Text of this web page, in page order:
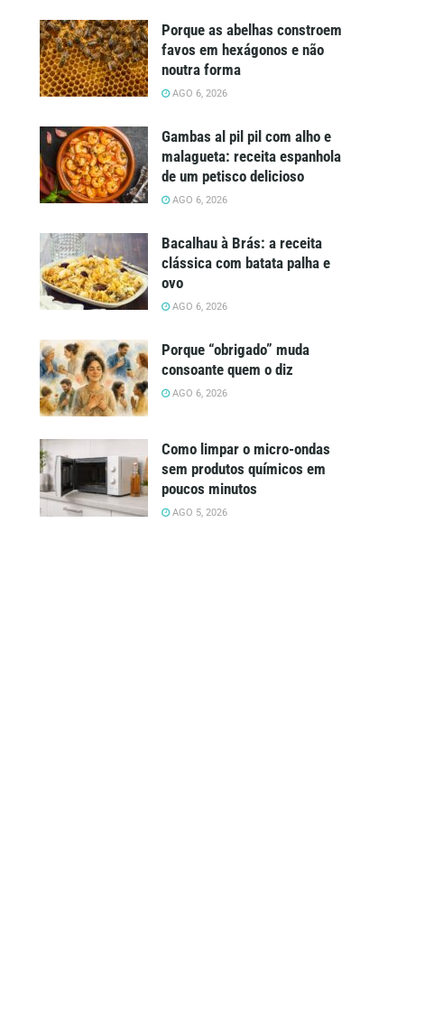
Porque as abelhas constroem
favos em hexágonos e não
noutra forma
AGO 6, 2026
Gambas al pil pil com alho e
malagueta: receita espanhola
de um petisco delicioso
AGO 6, 2026
Bacalhau à Brás: a receita
clássica com batata palha e
ovo
AGO 6, 2026
Porque “obrigado” muda
consoante quem o diz
AGO 6, 2026
Como limpar o micro-ondas
sem produtos químicos em
poucos minutos
AGO 5, 2026